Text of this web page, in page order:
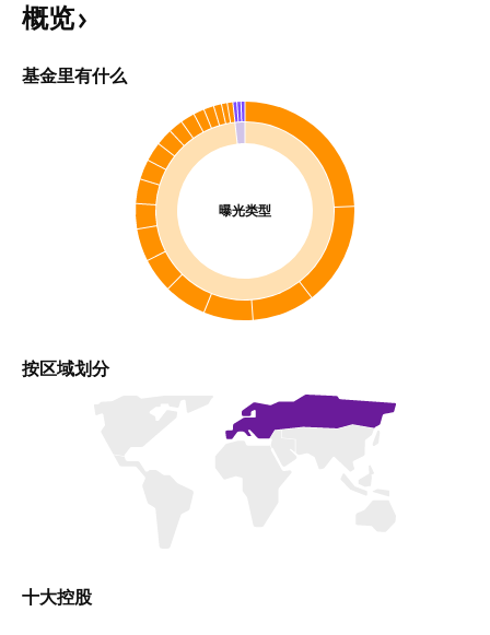
概览
基金里有什么
曝光类型
按区域划分
十大控股